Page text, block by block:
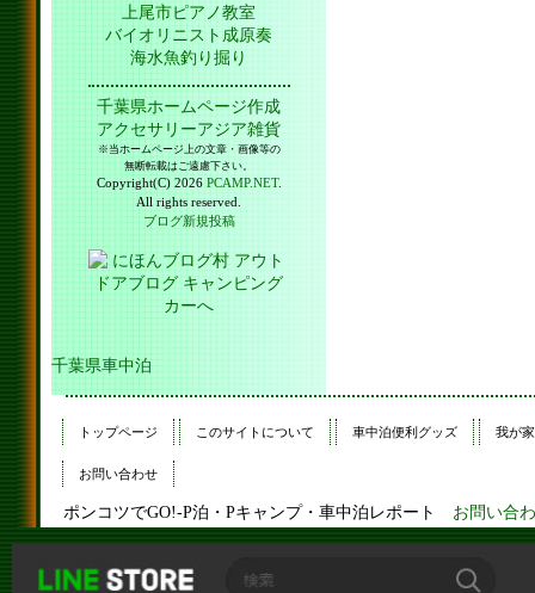
上尾市ピアノ教室
バイオリニスト成原奏
海水魚釣り掘り
千葉県ホームページ作成
アクセサリーアジア雑貨
※当ホームページ上の文章・画像等の
無断転載はご遠慮下さい。
Copyright(C) 2026 PCAMP.NET.
All rights reserved.
ブログ新規投稿
千葉県車中泊
トップページ このサイトについて 車中泊便利グッズ 我が
お問い合わせ
ポンコツでGO!-P泊・Pキャンプ・車中泊レポート お問い合